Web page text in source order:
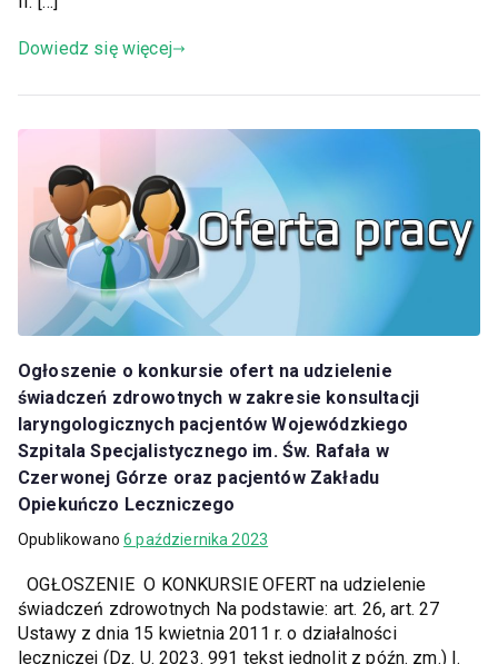
Dowiedz się więcej
Ogłoszenie o konkursie ofert na udzielenie
świadczeń zdrowotnych w zakresie konsultacji
laryngologicznych pacjentów Wojewódzkiego
Szpitala Specjalistycznego im. Św. Rafała w
Czerwonej Górze oraz pacjentów Zakładu
Opiekuńczo Leczniczego
Opublikowano6 października 2023
OGŁOSZENIE O KONKURSIE OFERT na udzielenie
świadczeń zdrowotnych Na podstawie: art. 26, art. 27
Ustawy z dnia 15 kwietnia 2011 r. o działalności
leczniczej (Dz. U. 2023. 991 tekst jednolit z późn. zm.) I.